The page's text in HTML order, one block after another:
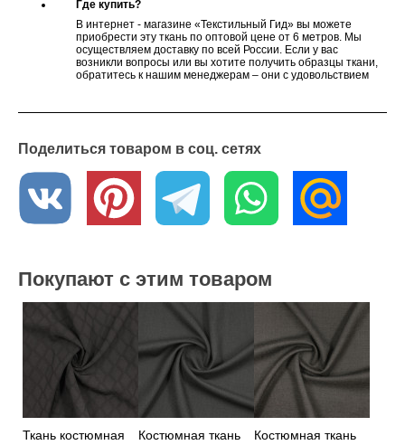
Где купить?
В интернет - магазине «Текстильный Гид» вы можете
приобрести эту ткань по оптовой цене от 6 метров. Мы
осуществляем доставку по всей России. Если у вас
возникли вопросы или вы хотите получить образцы ткани,
обратитесь к нашим менеджерам – они с удовольствием
Поделиться товаром в соц. сетях
Покупают с этим товаром
Ткань костюмная
Костюмная ткань
Костюмная ткань